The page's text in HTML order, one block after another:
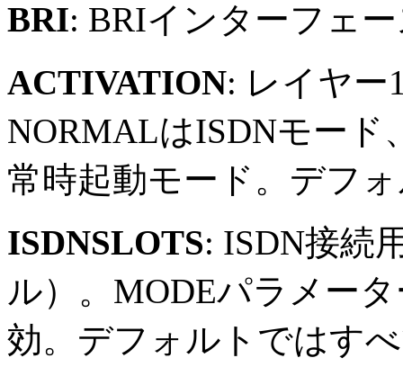
BRI: BRIインターフェ
ACTIVATION: レイヤー
NORMALはISDNモード
常時起動モード。デフ
ISDNSLOTS: ISDN接続
ル）。MODEパラメー
効。デフォルトではす